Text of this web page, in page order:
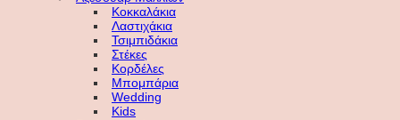
Κοκκαλάκια
Λαστιχάκια
Τσιμπιδάκια
Στέκες
Κορδέλες
Μπομπάρια
Wedding
Kids